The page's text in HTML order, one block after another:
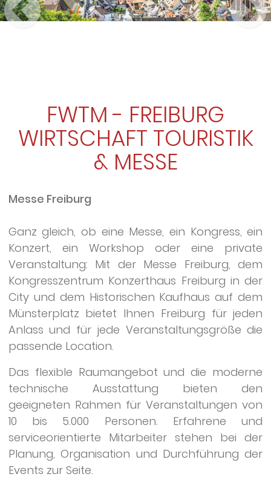
FWTM - FREIBURG
WIRTSCHAFT TOURISTIK
& MESSE
Messe Freiburg
Ganz gleich, ob eine Messe, ein Kongress, ein
Konzert, ein Workshop oder eine private
Veranstaltung: Mit der Messe Freiburg, dem
Kongresszentrum Konzerthaus Freiburg in der
City und dem Historischen Kaufhaus auf dem
Münsterplatz bietet Ihnen Freiburg für jeden
Anlass und für jede Veranstaltungsgröße die
passende Location.
Das flexible Raumangebot und die moderne
technische Ausstattung bieten den
geeigneten Rahmen für Veranstaltungen von
10 bis 5.000 Personen. Erfahrene und
serviceorientierte Mitarbeiter stehen bei der
Planung, Organisation und Durchführung der
Events zur Seite.